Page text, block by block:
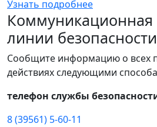
Узнать подробнее
Коммуникационная
линии безопасности
Сообщите информацию о всех
действиях следующими
телефон службы
8 (39561) 5-60-11